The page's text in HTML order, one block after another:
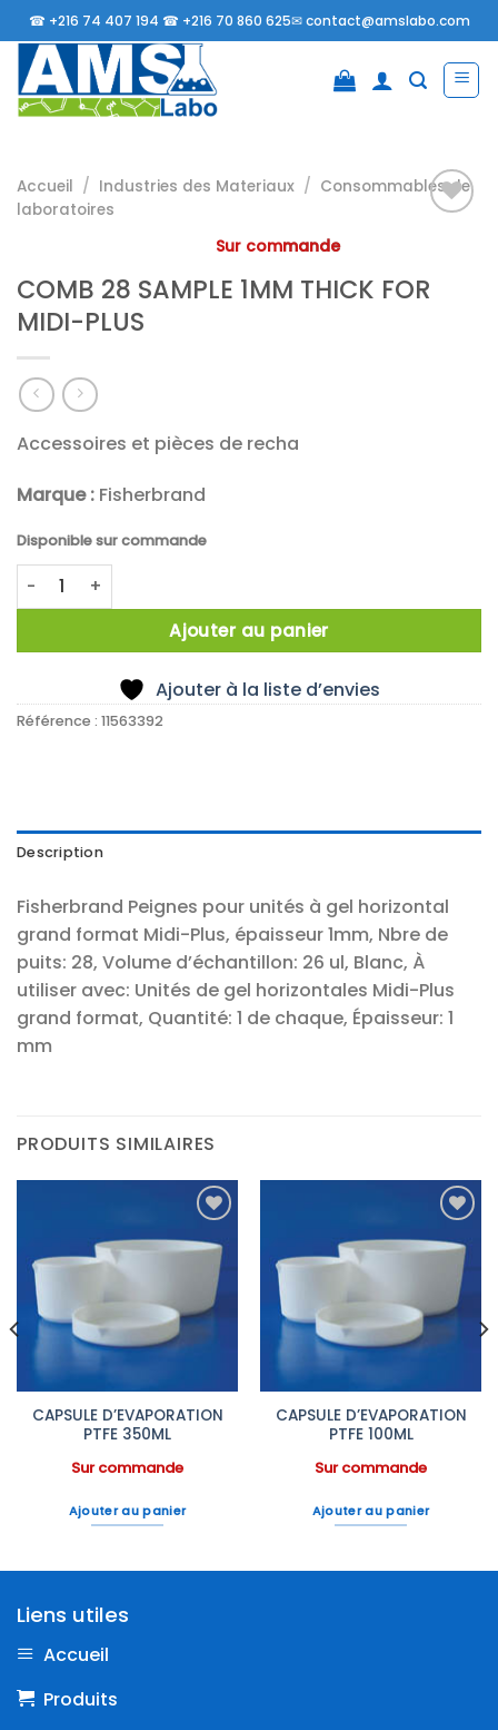
Passer
au
contenu
☎ +216 74 407 194 ☎ +216 70 860 625✉contact@amslabo.com
à la
Accueil / Industries des Materiaux / Consommables de
laboratoires
Sur commande
COMB 28 SAMPLE 1MM THICK FOR
MIDI-PLUS
Accessoires et pièces de recha
Marque : Fisherbrand
Disponible sur commande
quantité de COMB 28 SAMPLE 1MM THICK FOR MIDI-PLUS
Ajouter au panier
Ajouter à la liste d’envies
Référence : 11563392
Description
Fisherbrand Peignes pour unités à gel horizontal
grand format Midi-Plus, épaisseur 1mm, Nbre de
puits: 28, Volume d’échantillon: 26 ul, Blanc, À
utiliser avec: Unités de gel horizontales Midi-Plus
grand format, Quantité: 1 de chaque, Épaisseur: 1
mm
PRODUITS SIMILAIRES
Ajouter
à la liste
d’envies
CAPSULE D’EVAPORATION
PTFE 350ML
Sur commande
Ajouter au panier
Ajouter
à la liste
d’envies
CAPSULE D’EVAPORATION
PTFE 100ML
Sur commande
Ajouter au panier
Liens utiles
Accueil
Produits